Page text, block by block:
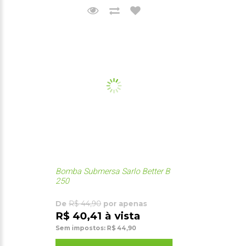
Bomba Submersa Sarlo Better B
250
De R$ 44,90 por apenas
R$ 40,41 à vista
Sem impostos: R$ 44,90